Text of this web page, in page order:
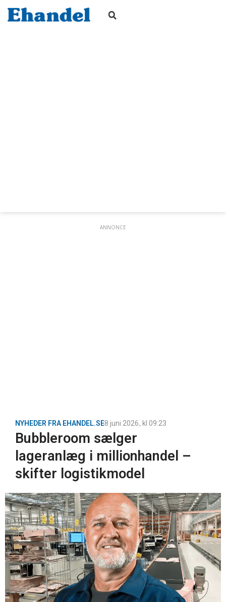
ANNONCE
NYHEDER FRA EHANDEL.SE8 juni 2026, kl 09:23
Bubbleroom sælger
lageranlæg i millionhandel –
skifter logistikmodel